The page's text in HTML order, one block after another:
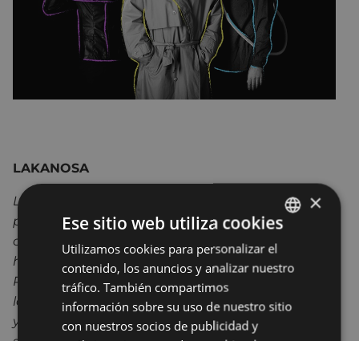
LAKANOSA
La compañía
presenta su primer
proyecto teatral, una comedia con estética de
cine negro. La agilidad con la que se narra la
historia es clave para atrapar al espectador.
Rubén es un genio en horas bajas, un Da Vinci de
las redes sociales, creador del negro del whatsapp
y de los memes de Chuck Norris ,que ha sido
BASQUE
SPANISH
×
Ese sitio web utiliza cookies
Utilizamos cookies para personalizar el
contenido, los anuncios y analizar nuestro
tráfico. También compartimos
información sobre su uso de nuestro sitio
con nuestros socios de publicidad y